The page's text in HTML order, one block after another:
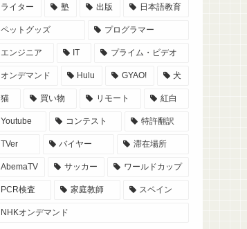
ライター 塾 出版 日本語教育
ペットグッズ プログラマー
エンジニア IT プライム・ビデオ
オンデマンド Hulu GYAO! 犬
猫 買い物 リモート 紅白
Youtube コンテスト 特許翻訳
TVer バイヤー 滞在場所
AbemaTV サッカー ワールドカップ
PCR検査 家庭教師 スペイン
NHKオンデマンド